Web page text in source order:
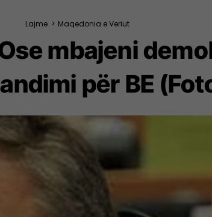
Lajme > Maqedonia e Veriut
mbajeni
për BE